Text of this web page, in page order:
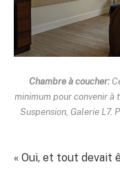
Chambre à coucher:
minimum pour convenir à
Suspension, Galerie L7.
« Oui, et tout devait